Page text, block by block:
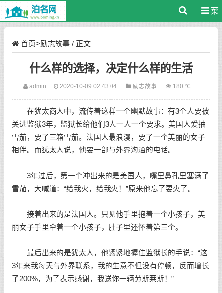
菜
首页>励志故事/ 正文
什么样的选择，决定什么样的生活
admin 2020-10-09 02:43:04 励志故事 180 ℃
在犹太商人中，流传着这样一个幽默故事：有3个人要被
关进监狱3年，监狱长给他们3人一人一个要求。美国人爱抽
雪茄，要了三箱雪茄。法国人最浪漫，要了一个美丽的女子
相伴。而犹太人说，他要一部与外界沟通的电话。
3年过后，第一个冲出来的是美国人，嘴里鼻孔里塞满了
雪茄，大喊道：“给我火，给我火！”原来他忘了要火了。
接着出来的是法国人。只见他手里抱着一个小孩子，美
丽女子手里牵着一个小孩子，肚子里还怀着第三个。
最后出来的是犹太人，他紧紧地握住监狱长的手说：“这
3年来我每天与外界联系，我的生意不但没有停顿，反而增长
了200%，为了表示感谢，我送你一辆劳斯莱斯！”